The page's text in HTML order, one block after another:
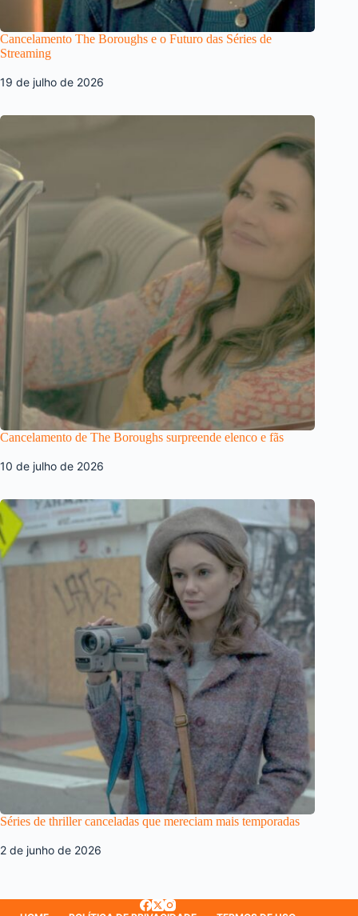
Cancelamento The Boroughs e o Futuro das Séries de
Streaming
19 de julho de 2026
Cancelamento de The Boroughs surpreende elenco e fãs
10 de julho de 2026
Séries de thriller canceladas que mereciam mais temporadas
2 de junho de 2026